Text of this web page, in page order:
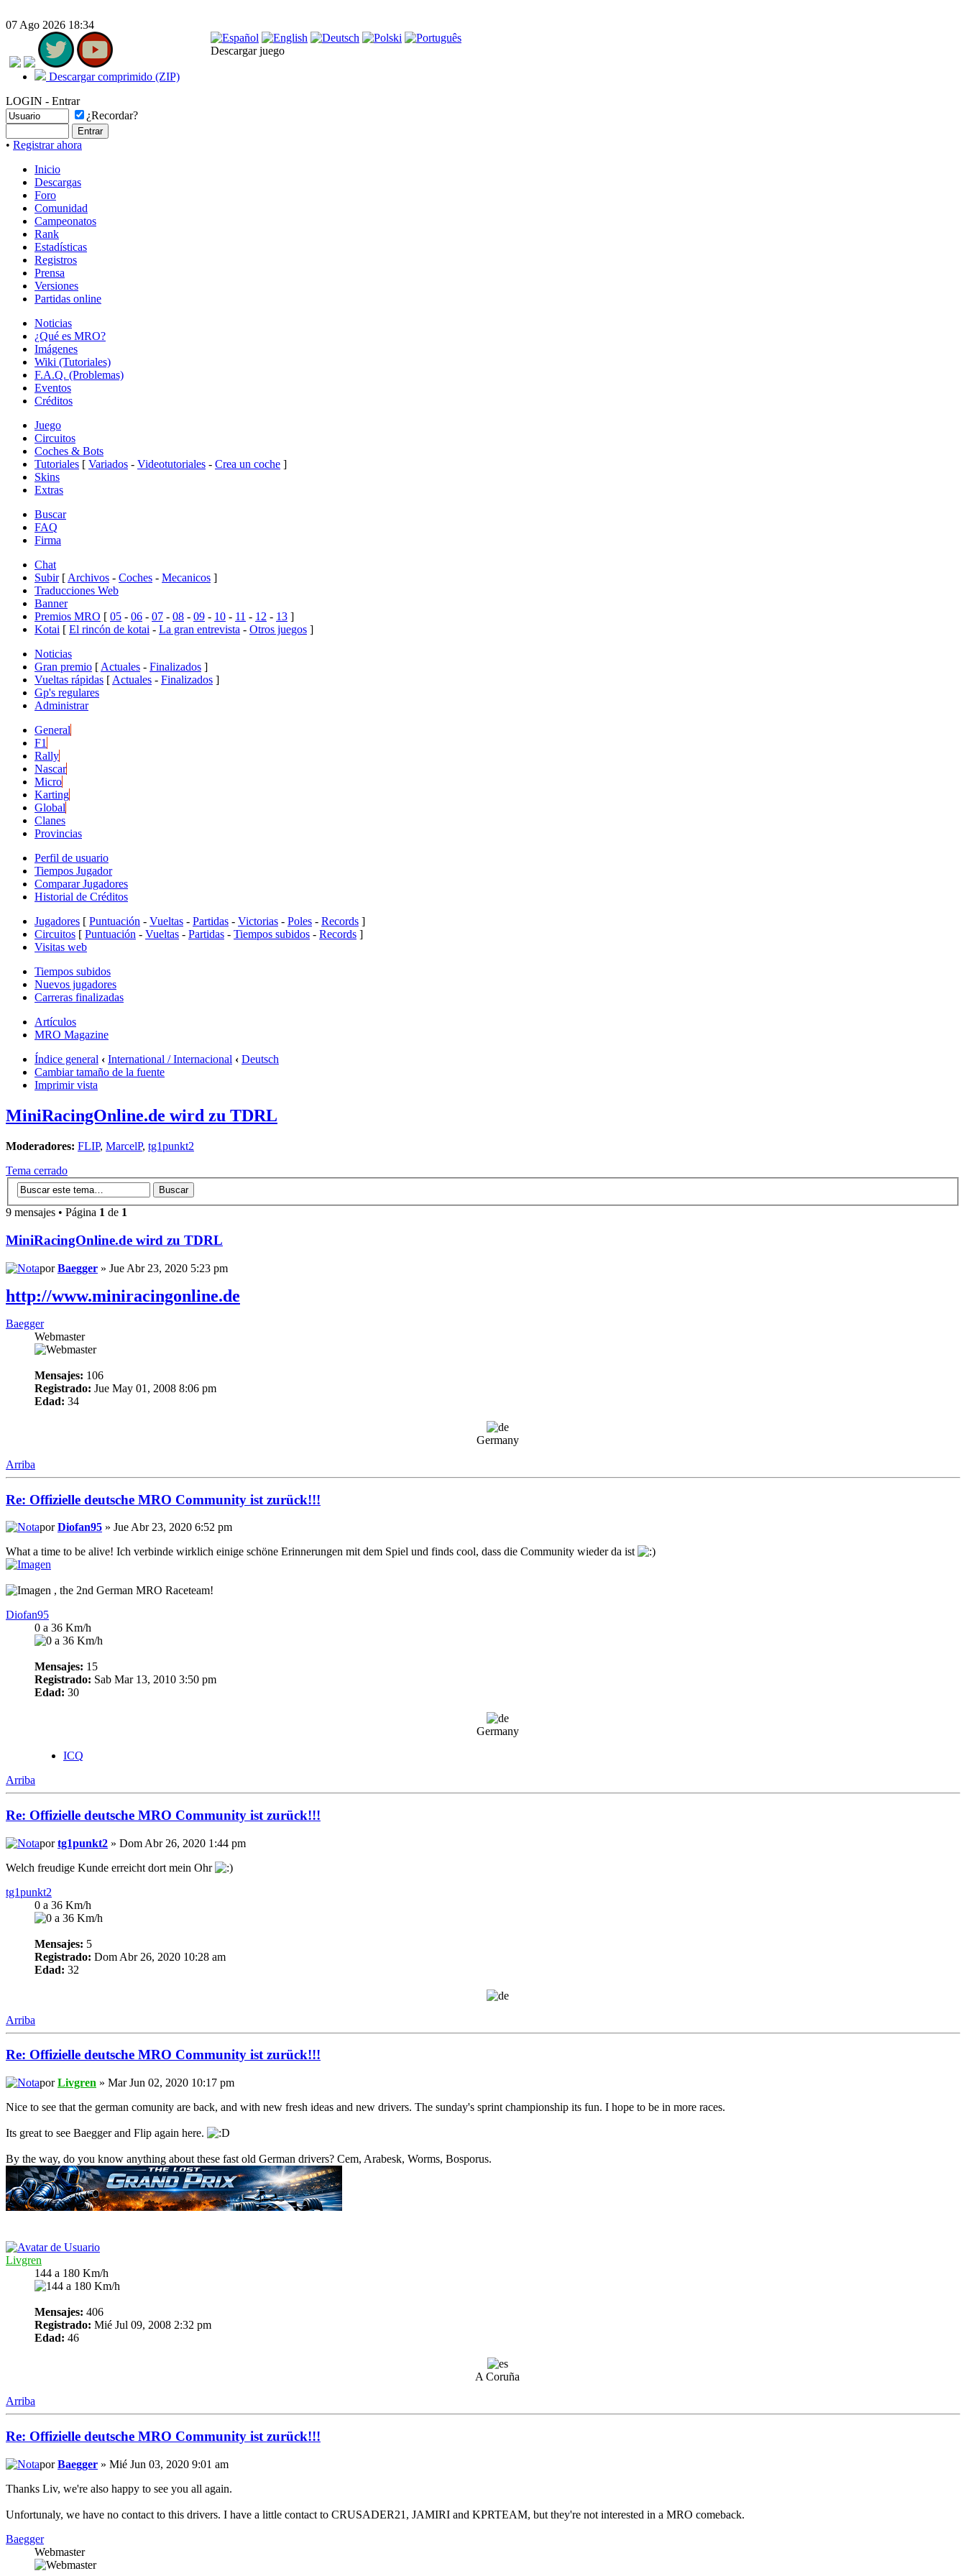
07 Ago 2026 18:34
Descargar juego
Descargar comprimido (ZIP)
LOGIN - Entrar
¿Recordar?
• Registrar ahora
Inicio
Descargas
Foro
Comunidad
Campeonatos
Rank
Estadísticas
Registros
Prensa
Versiones
Partidas online
Noticias
¿Qué es MRO?
Imágenes
Wiki (Tutoriales)
F.A.Q. (Problemas)
Eventos
Créditos
Juego
Circuitos
Coches & Bots
Tutoriales [ Variados - Videotutoriales - Crea un coche ]
Skins
Extras
Buscar
FAQ
Firma
Chat
Subir [ Archivos - Coches - Mecanicos ]
Traducciones Web
Banner
Premios MRO [ 05 - 06 - 07 - 08 - 09 - 10 - 11 - 12 - 13 ]
Kotai [ El rincón de kotai - La gran entrevista - Otros juegos ]
Noticias
Gran premio [ Actuales - Finalizados ]
Vueltas rápidas [ Actuales - Finalizados ]
Gp's regulares
Administrar
General
F1
Rally
Nascar
Micro
Karting
Global
Clanes
Provincias
Perfil de usuario
Tiempos Jugador
Comparar Jugadores
Historial de Créditos
Jugadores [ Puntuación - Vueltas - Partidas - Victorias - Poles - Records ]
Circuitos [ Puntuación - Vueltas - Partidas - Tiempos subidos - Records ]
Visitas web
Tiempos subidos
Nuevos jugadores
Carreras finalizadas
Artículos
MRO Magazine
Índice general ‹ International / Internacional ‹ Deutsch
Cambiar tamaño de la fuente
Imprimir vista
MiniRacingOnline.de wird zu TDRL
Moderadores: FLIP, MarcelP, tg1punkt2
Tema cerrado
9 mensajes • Página 1 de 1
MiniRacingOnline.de wird zu TDRL
porBaegger » Jue Abr 23, 2020 5:23 pm
http://www.miniracingonline.de
Baegger
Webmaster
Mensajes: 106
Registrado: Jue May 01, 2008 8:06 pm
Edad: 34
Germany
Arriba
Re: Offizielle deutsche MRO Community ist zurück!!!
porDiofan95 » Jue Abr 23, 2020 6:52 pm
What a time to be alive! Ich verbinde wirklich einige schöne Erinnerungen mit dem Spiel und finds cool, dass die Community wieder da ist
, the 2nd German MRO Raceteam!
Diofan95
0 a 36 Km/h
Mensajes: 15
Registrado: Sab Mar 13, 2010 3:50 pm
Edad: 30
Germany
ICQ
Arriba
Re: Offizielle deutsche MRO Community ist zurück!!!
portg1punkt2 » Dom Abr 26, 2020 1:44 pm
Welch freudige Kunde erreicht dort mein Ohr
tg1punkt2
0 a 36 Km/h
Mensajes: 5
Registrado: Dom Abr 26, 2020 10:28 am
Edad: 32
Arriba
Re: Offizielle deutsche MRO Community ist zurück!!!
porLivgren » Mar Jun 02, 2020 10:17 pm
Nice to see that the german comunity are back, and with new fresh ideas and new drivers. The sunday's sprint championship its fun. I hope to be in more races.
Its great to see Baegger and Flip again here.
By the way, do you know anything about these fast old German drivers? Cem, Arabesk, Worms, Bosporus.
Livgren
144 a 180 Km/h
Mensajes: 406
Registrado: Mié Jul 09, 2008 2:32 pm
Edad: 46
A Coruña
Arriba
Re: Offizielle deutsche MRO Community ist zurück!!!
porBaegger » Mié Jun 03, 2020 9:01 am
Thanks Liv, we're also happy to see you all again.
Unfortunaly, we have no contact to this drivers. I have a little contact to CRUSADER21, JAMIRI and KPRTEAM, but they're not interested in a MRO comeback.
Baegger
Webmaster